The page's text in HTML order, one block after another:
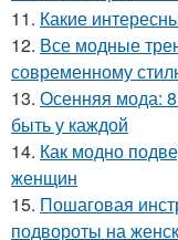
11. Какие
12. Все модные
современному
13. Осенняя мода:
быть у каждой
14. Как модно
женщин
15. Пошаговая
подвороты на